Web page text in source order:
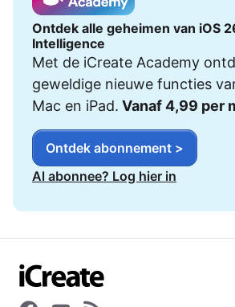
Ontdek alle geheimen van iOS
Intelligence
Met de iCreate Academy
geweldige nieuwe functies
Mac en iPad. Vanaf 4,99 per
Ontdek abonnement >
Al abonnee? Log hier in